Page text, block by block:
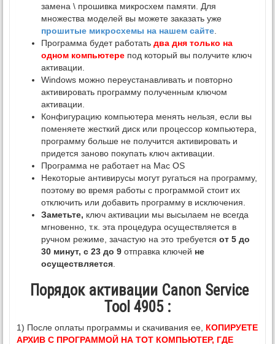
замена \ прошивка микросхем памяти. Для
множества моделей вы можете заказать уже
прошитые микросхемы на нашем сайте.
Программа будет работать два дня только на
одном компьютере под который вы получите ключ
активации.
Windows можно переустанавливать и повторно
активировать программу полученным ключом
активации.
Конфигурацию компьютера менять нельзя, если вы
поменяете жесткий диск или процессор компьютера,
программу больше не получится активировать и
придется заново покупать ключ активации.
Программа не работает на Mac OS
Некоторые антивирусы могут ругаться на программу,
поэтому во время работы с программой стоит их
отключить или добавить программу в исключения.
Заметьте, ключ активации мы высылаем не всегда
мгновенно, т.к. эта процедура осуществляется в
ручном режиме, зачастую на это требуется от 5 до
30 минут, с 23 до 9 отправка ключей не
осуществляется.
Порядок активации Canon Service
Tool 4905 :
1) После оплаты программы и скачивания ее, КОПИРУЕТЕ
АРХИВ С ПРОГРАММОЙ НА ТОТ КОМПЬЮТЕР, ГДЕ